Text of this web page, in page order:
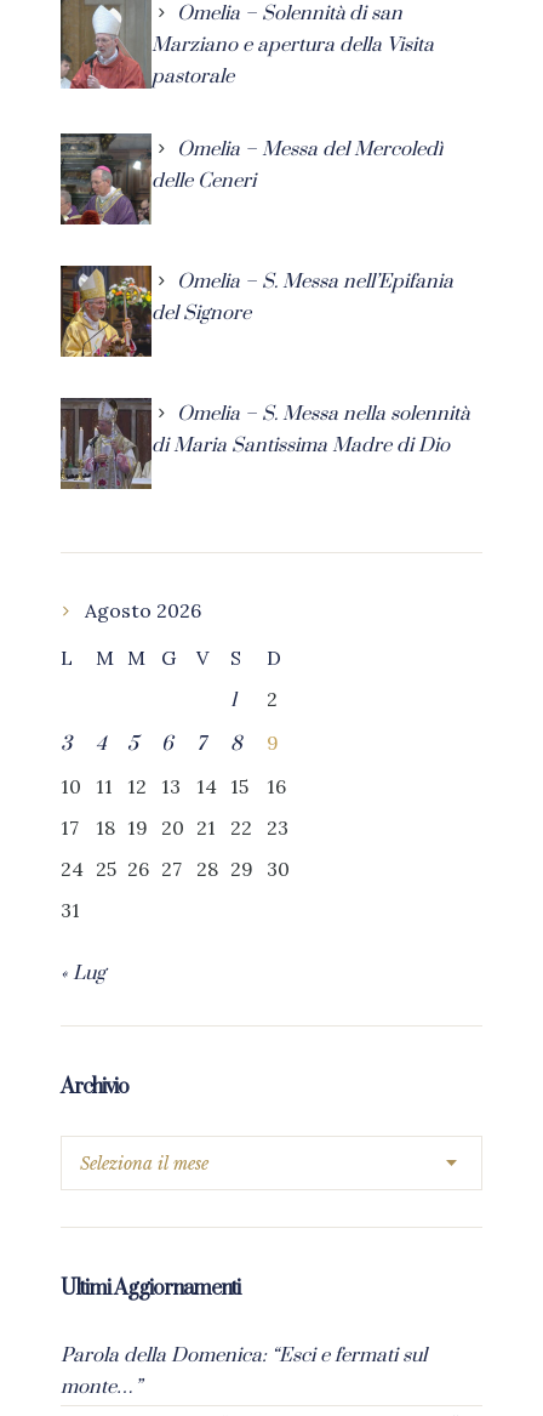
Omelia – Solennità di san
Marziano e apertura della Visita
pastorale
Omelia – Messa del Mercoledì
delle Ceneri
Omelia – S. Messa nell’Epifania
del Signore
Omelia – S. Messa nella solennità
di Maria Santissima Madre di Dio
Agosto 2026
L
M M G V S
D
1
2
3
4 5 6 7 8
9
10
11 12 13 14 15
16
17
18 19 20 21 22
23
24 25 26 27 28 29
30
31
« Lug
Archivio
Ultimi Aggiornamenti
Parola della Domenica: “Esci e fermati sul
monte…”